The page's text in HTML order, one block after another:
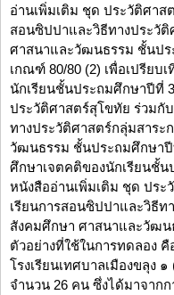
อ่านเพิ่มเติม ชุด ประวัติศาส
สอนซิปปาและวิธีทางประวัติ
ศาสนาและวัฒนธรรม ชั้นป
เกณฑ์ 80/80 (2) เพื่อเปรียบ
นักเรียนชั้นประถมศึกษาปีที่
ประวัติศาสตร์สุโขทัย ร่วมกั
ทางประวัติศาสตร์กลุ่มสาระ
วัฒนธรรม ชั้นประถมศึกษาปี
ศึกษาเจตคติของนักเรียนชั้
หนังสืออ่านเพิ่มเติม ชุด ปร
เรียนการสอนซิปปาและวิธีท
สังคมศึกษา ศาสนาและวัฒ
ตัวอย่างที่ใช้ในการทดลอง
โรงเรียนเทศบาลเมืองขลุง
จำนวน 26 คน ซึ่งได้มาจาก